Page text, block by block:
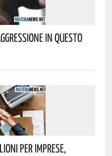
In Questo
Per Imprese,